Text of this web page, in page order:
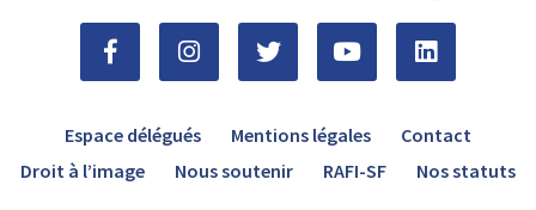
Espace délégués Mentions légales
Contact
Droit à l’image
Nous soutenir RAFI-SF Nos statuts